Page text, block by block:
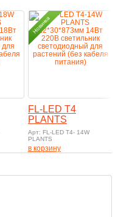
FL-LED T4
PLANTS
Арт: FL-LED T4- 14W
PLANTS
в корзину